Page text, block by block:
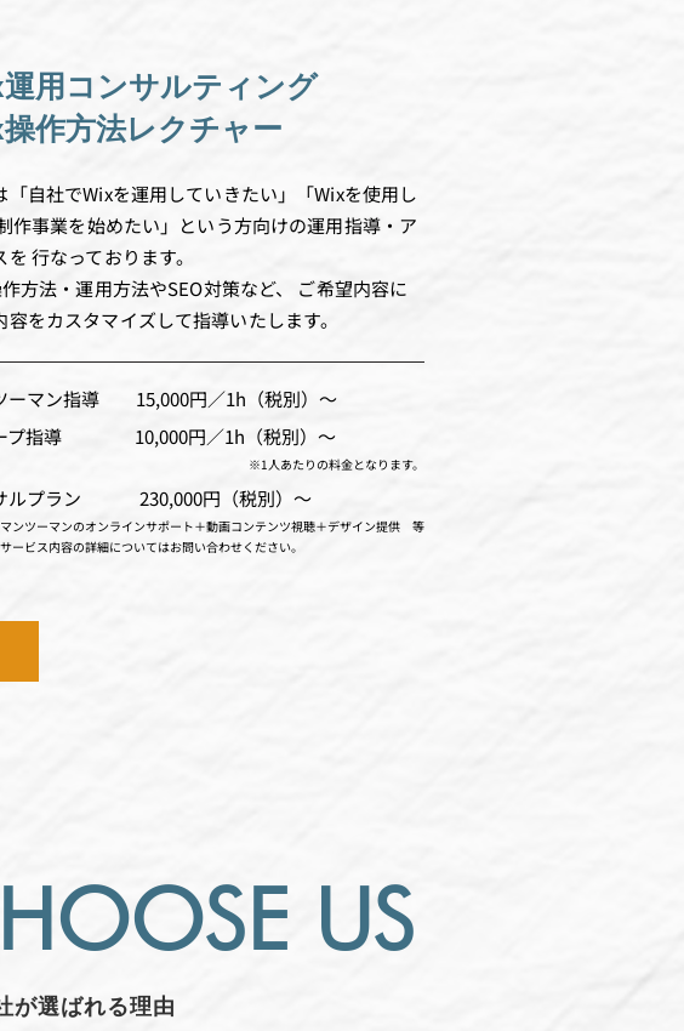
用コンサルティング
作方法レクチャー
「自社でWixを運用していきたい」「Wixを使用し
作事業を始めたい」という方向けの運用指導・ア
を 行なっております。
方法・運用方法やSEO対策など、 ご希望内容に
容をカスタマイズして指導いたします。
ーマン指導 15,000円／1h（税別）〜
プ指導 10,000円／1h（税別）〜
※1人あたりの料金となります。
ルプラン 230,000円（税別）〜
ンツーマンのオンラインサポート＋動画コンテンツ視聴＋デザイン提供 等
ービス内容の詳細についてはお問い合わせください。
US
が選ばれる理由